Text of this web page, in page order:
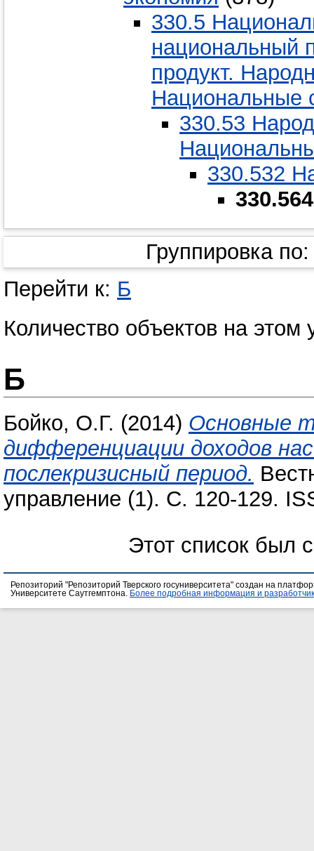
330.5
национальный
продукт.
Национальные
330.53
330.532
Группировка
Перейти к: Б
Количество объектов на этом
Б
Бойко, О.Г. (2014) Основные
дифференциации доходов
послекризисный период.
управление (1). С. 120-129.
Этот список был
Репозиторий "Репозиторий Тверского госуниверситета" создан на
Университете Саутгемптона.
Более подробная информация и